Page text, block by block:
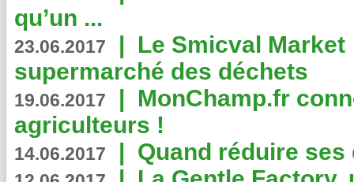
qu’un ...
23.06.2017 | Le Smicval
supermarché des déchets
19.06.2017 | MonChamp.fr
agriculteurs !
14.06.2017 | Quand réduire